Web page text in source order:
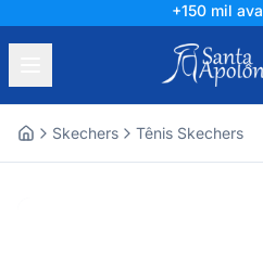
+150 mil
Skechers Tênis Skechers